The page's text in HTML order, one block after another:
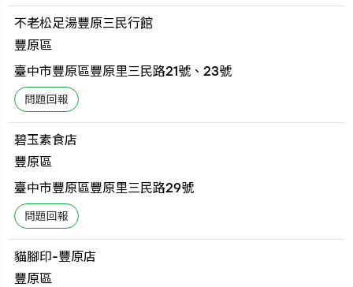
不老松足湯豐原三民行館
豐原區
臺中市豐原區豐原里三民路21號、23號
碧玉素食店
豐原區
臺中市豐原區豐原里三民路29號
貓腳印-豐原店
豐原區